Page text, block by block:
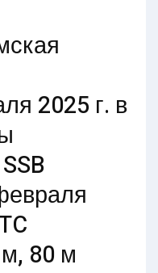
2025 г. в
80 м